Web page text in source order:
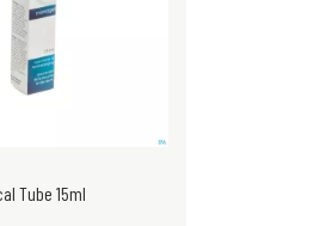
Tube 15ml